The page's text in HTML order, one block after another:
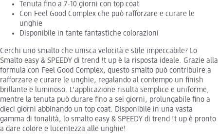
Tenuta fino a 7-10 giorni con top coat
Con Feel Good Complex che può rafforzare e curare le
unghie
Disponibile in tante fantastiche colorazioni
Cerchi uno smalto che unisca velocità e stile impeccabile? Lo
Smalto easy & SPEEDY di trend !t up è la risposta ideale. Grazie alla
formula con Feel Good Complex, questo smalto può contribuire a
rafforzare e curare le unghie, regalando al contempo un finish
brillante e luminoso. L'applicazione risulta semplice e uniforme,
mentre la tenuta può durare fino a sei giorni, prolungabile fino a
dieci giorni abbinando un top coat. Disponibile in una vasta
gamma di tonalità, lo smalto easy & SPEEDY di trend !t up è pronto
a dare colore e lucentezza alle unghie!